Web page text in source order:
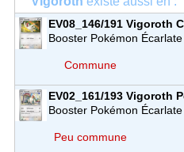
EV08_146/191 Vigoroth
Booster Pokémon
Commune
EV02_161/193 Vigoroth
Booster Pokémon
Peu commune